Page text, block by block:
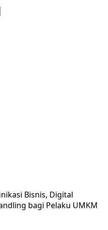
Bisnis, Digital
bagi Pelaku UMKM